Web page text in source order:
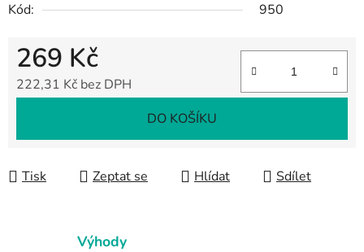
Kód:
950
269 Kč
222,31 Kč bez DPH
DO KOŠÍKU
Tisk Zeptat se Hlídat Sdílet
Výhody